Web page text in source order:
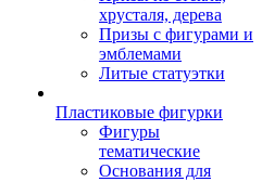
хрусталя, дерева
Призы с фигурами и
эмблемами
Литые статуэтки
Пластиковые фигурки
Фигуры
тематические
Основания для